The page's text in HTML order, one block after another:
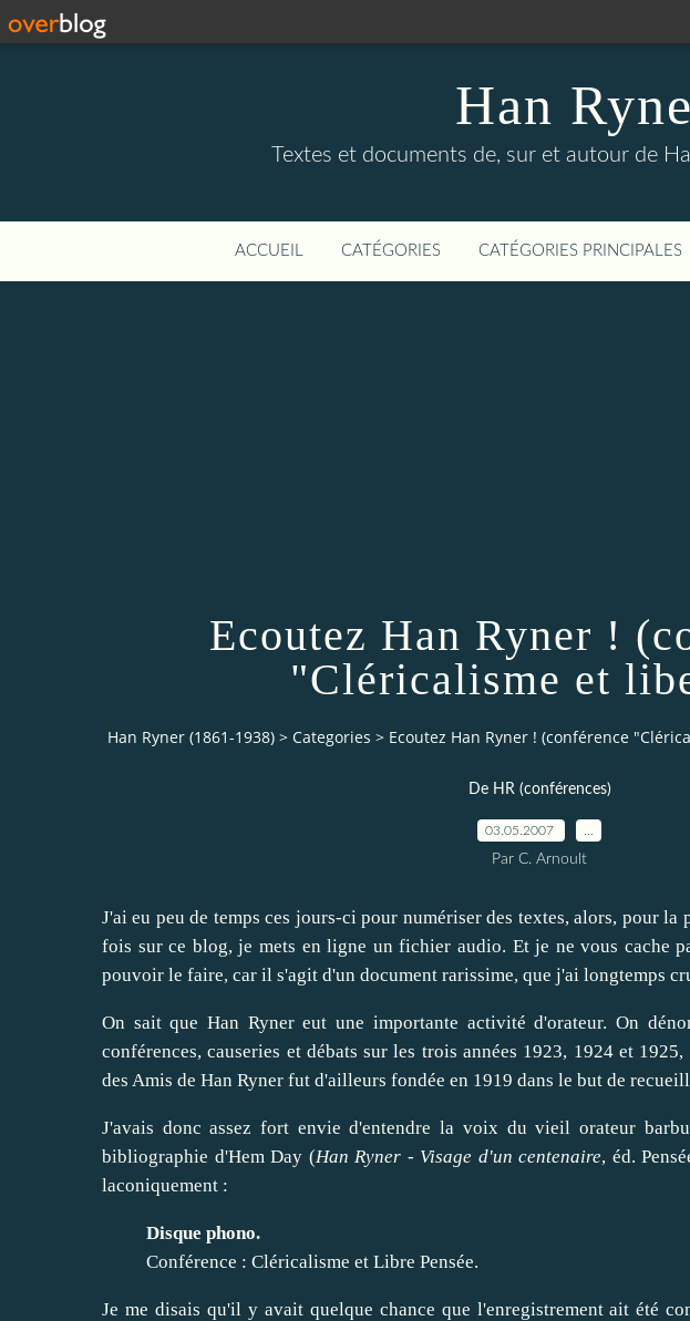
Han
Textes et documents de, sur et autour de
ACCUEIL CATÉGORIES CATÉGORIES PRINCIPALES
Ecoutez Han Ryner !
"Cléricalisme et
Han Ryner (1861-1938) > Categories > Ecoutez Han Ryner ! (conférence
De HR (conférences)
03.05.2007
Par C. Arnoult
J'ai eu peu de temps ces jours-ci pour numériser des textes, alors, pour la
fois sur ce blog, je mets en ligne un fichier audio. Et je ne vous cache
pouvoir le faire, car il s'agit d'un document rarissime, que j'ai longtemps
On sait que Han Ryner eut une importante activité d'orateur. On
conférences, causeries et débats sur les trois années 1923, 1924 et
des Amis de Han Ryner fut d'ailleurs fondée en 1919 dans le but de
J'avais donc assez fort envie d'entendre la voix du vieil orateur
bibliographie d'Hem Day (Han Ryner - Visage d'un centenaire, éd.
laconiquement :
Disque phono.
Conférence : Cléricalisme et Libre Pensée.
Je me disais qu'il y avait quelque chance que l'enregistrement ait été